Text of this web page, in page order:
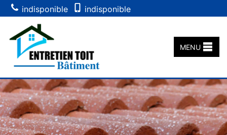
indisponible indisponible
MENU